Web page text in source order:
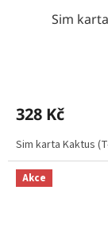
Sim
328 Kč
Sim karta Kaktus
Akce